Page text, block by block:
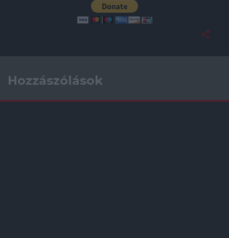
Hozzászólások